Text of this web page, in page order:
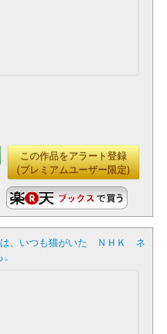
この作品をアラート登録
(プレミアムユーザー限定)
は、いつも猫がいた ＮＨＫ ネ